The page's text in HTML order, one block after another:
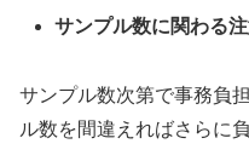
サンプル数に関わる
サンプル数次第で事務負
ル数を間違えればさらに